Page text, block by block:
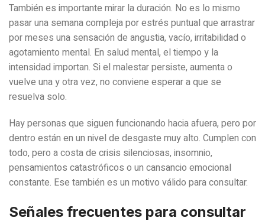
También es importante mirar la duración. No es lo mismo
pasar una semana compleja por estrés puntual que arrastrar
por meses una sensación de angustia, vacío, irritabilidad o
agotamiento mental. En salud mental, el tiempo y la
intensidad importan. Si el malestar persiste, aumenta o
vuelve una y otra vez, no conviene esperar a que se
resuelva solo.
Hay personas que siguen funcionando hacia afuera, pero por
dentro están en un nivel de desgaste muy alto. Cumplen con
todo, pero a costa de crisis silenciosas, insomnio,
pensamientos catastróficos o un cansancio emocional
constante. Ese también es un motivo válido para consultar.
Señales frecuentes para consultar